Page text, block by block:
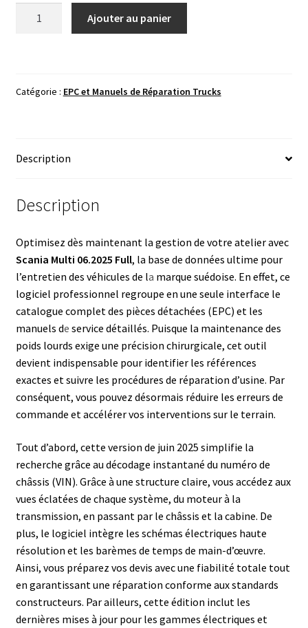
-
&
de
Ajouter au panier
Catégorie : EPC et Manuels de Réparation Trucks
Description
Description
Optimisez dès maintenant la gestion de votre atelier avec
Scania Multi 06.2025 Full, la base de données ultime pour
l’entretien des véhicules de la marque suédoise. En effet, ce
logiciel professionnel regroupe en une seule interface le
catalogue complet des pièces détachées (EPC) et les
manuels de service détaillés. Puisque la maintenance des
poids lourds exige une précision chirurgicale, cet outil
devient indispensable pour identifier les références
exactes et suivre les procédures de réparation d’usine. Par
conséquent, vous pouvez désormais réduire les erreurs de
commande et accélérer vos interventions sur le terrain.
Tout d’abord, cette version de juin 2025 simplifie la
recherche grâce au décodage instantané du numéro de
châssis (VIN). Grâce à une structure claire, vous accédez aux
vues éclatées de chaque système, du moteur à la
transmission, en passant par le châssis et la cabine. De
plus, le logiciel intègre les schémas électriques haute
résolution et les barèmes de temps de main-d’œuvre.
Ainsi, vous préparez vos devis avec une fiabilité totale tout
en garantissant une réparation conforme aux standards
constructeurs. Par ailleurs, cette édition inclut les
dernières mises à jour pour les gammes électriques et